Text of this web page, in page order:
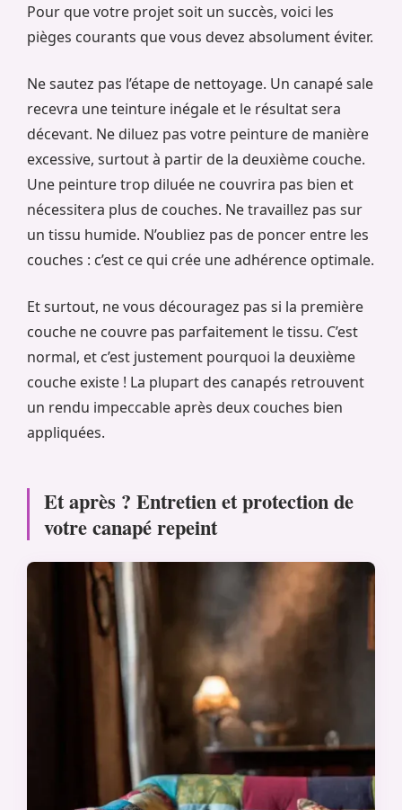
Pour que votre projet soit un succès, voici les
pièges courants que vous devez absolument éviter.
Ne sautez pas l’étape de nettoyage. Un canapé sale
recevra une teinture inégale et le résultat sera
décevant. Ne diluez pas votre peinture de manière
excessive, surtout à partir de la deuxième couche.
Une peinture trop diluée ne couvrira pas bien et
nécessitera plus de couches. Ne travaillez pas sur
un tissu humide. N’oubliez pas de poncer entre les
couches : c’est ce qui crée une adhérence optimale.
Et surtout, ne vous découragez pas si la première
couche ne couvre pas parfaitement le tissu. C’est
normal, et c’est justement pourquoi la deuxième
couche existe ! La plupart des canapés retrouvent
un rendu impeccable après deux couches bien
appliquées.
Et après ? Entretien et protection de
votre canapé repeint